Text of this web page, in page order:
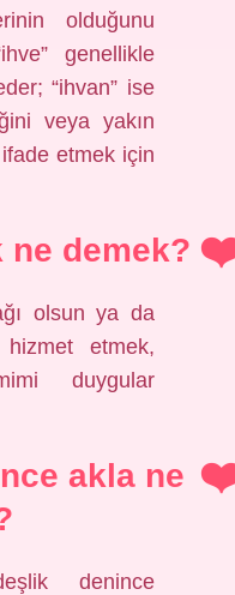
olduğunu
genellikle
“ihvan” ise
veya yakın
etmek için
demek?
olsun ya da
hizmet etmek,
duygular
akla ne
denince